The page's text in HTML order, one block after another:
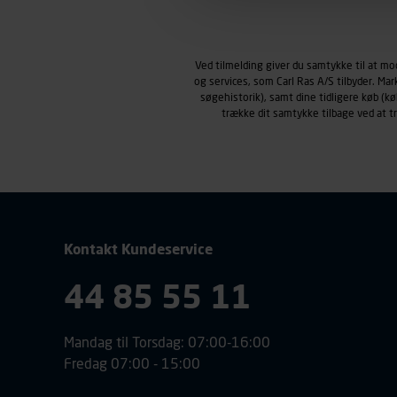
personoplysninger om
klikkes på, sider/indhold
smartphone mv.) samt de
Ved tilmelding giver du samtykke til at
og services, som Carl Ras A/S tilbyder.
søgehistorik), samt dine tidligere køb
trække dit samtykke tilbage ved at
Kontakt Kundeservice
44 85 55 11
Mandag til Torsdag: 07:00-16:00
Fredag 07:00 - 15:00